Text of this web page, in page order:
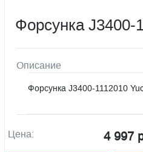
Форсунка J3400-
Описание
Форсунка J3400-1112010
Цена: 4 997